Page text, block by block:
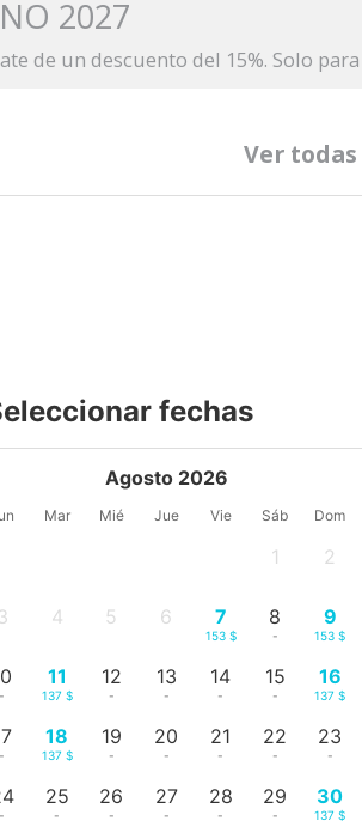
2027
de un descuento del 15%. Solo
Ver
fechas
Agosto 2026
Mar Mié Jue Vie Sáb Dom
1 2
3 4 5 6 7
153 $
8
-
9
153 $
-
11
137 $
12
-
13
-
14
-
15
-
16
137 $
-
18
137 $
19
-
20
-
21
-
22
-
23
-
-
25
-
26
-
27
-
28
-
29
-
30
137 $